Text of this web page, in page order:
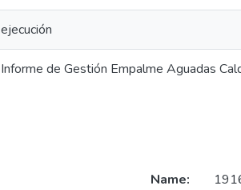
ejecución
Informe de Gestión Empalme Aguadas
Name: